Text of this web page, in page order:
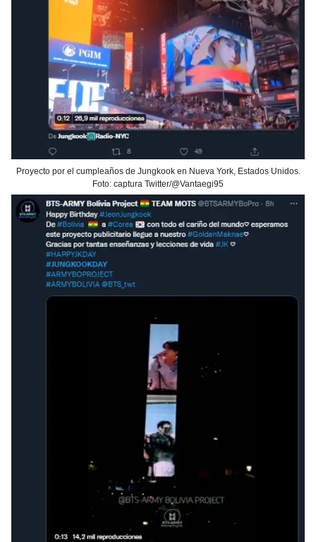
Proyecto por el cumpleaños de Jungkook en Nueva York, Estados Unidos.
Foto: captura Twitter/@Vantaegi95